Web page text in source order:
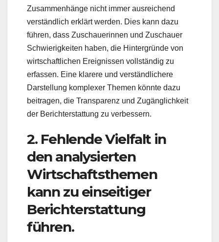
Zusammenhänge nicht immer ausreichend
verständlich erklärt werden. Dies kann dazu
führen, dass Zuschauerinnen und Zuschauer
Schwierigkeiten haben, die Hintergründe von
wirtschaftlichen Ereignissen vollständig zu
erfassen. Eine klarere und verständlichere
Darstellung komplexer Themen könnte dazu
beitragen, die Transparenz und Zugänglichkeit
der Berichterstattung zu verbessern.
2. Fehlende Vielfalt in
den analysierten
Wirtschaftsthemen
kann zu einseitiger
Berichterstattung
führen.